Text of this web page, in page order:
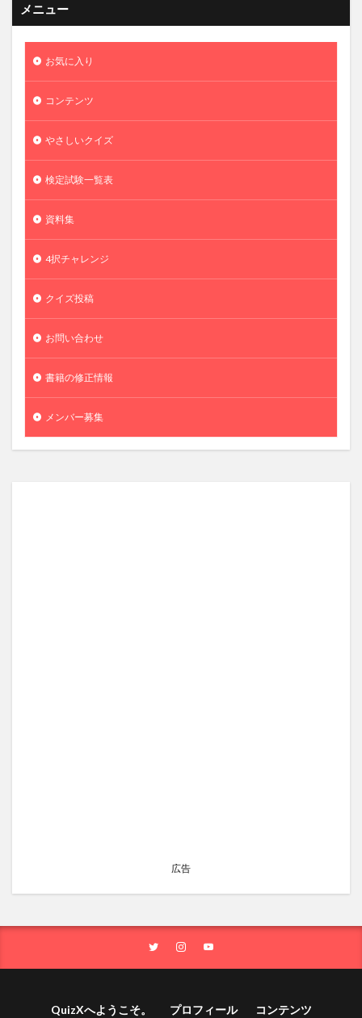
メニュー
お気に入り
コンテンツ
やさしいクイズ
検定試験一覧表
資料集
4択チャレンジ
クイズ投稿
お問い合わせ
書籍の修正情報
メンバー募集
広告
QuizXへようこそ。 プロフィール コンテンツ